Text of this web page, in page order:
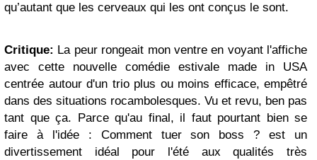
qu’autant que les cerveaux qui les ont conçus le sont.
Critique: La peur rongeait mon ventre en voyant l'affiche
avec cette nouvelle comédie estivale made in USA
centrée autour d'un trio plus ou moins efficace, empêtré
dans des situations rocambolesques. Vu et revu, ben pas
tant que ça. Parce qu'au final, il faut pourtant bien se
faire à l'idée : Comment tuer son boss ? est un
divertissement idéal pour l'été aux qualités très